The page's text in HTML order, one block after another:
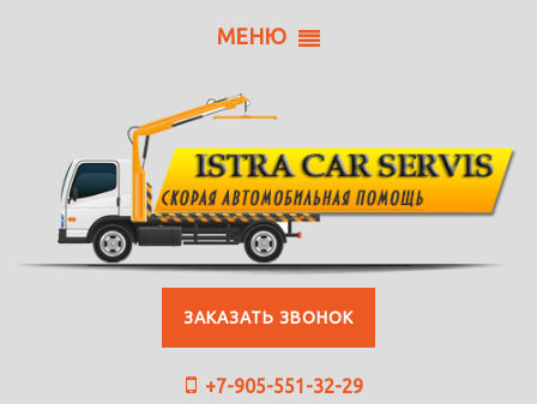
МЕНЮ
ЗАКАЗАТЬ ЗВОНОК
+7-905-551-32-29